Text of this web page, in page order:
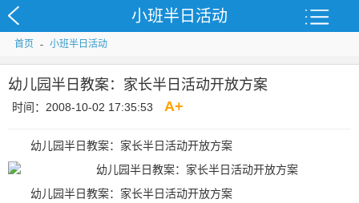
小班半日活动
首页 - 小班半日活动
幼儿园半日教案：家长半日活动开放方案
时间：2008-10-02 17:35:53 A+
幼儿园半日教案：家长半日活动开放方案
幼儿园半日教案：家长半日活动开放方案